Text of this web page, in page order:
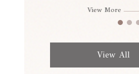
View More
View All